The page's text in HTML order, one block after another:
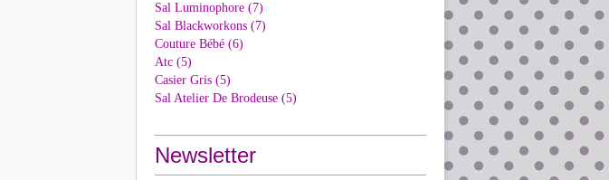
Sal Luminophore (7)
Sal Blackworkons (7)
Couture Bébé (6)
Atc (5)
Casier Gris (5)
Sal Atelier De Brodeuse (5)
Newsletter